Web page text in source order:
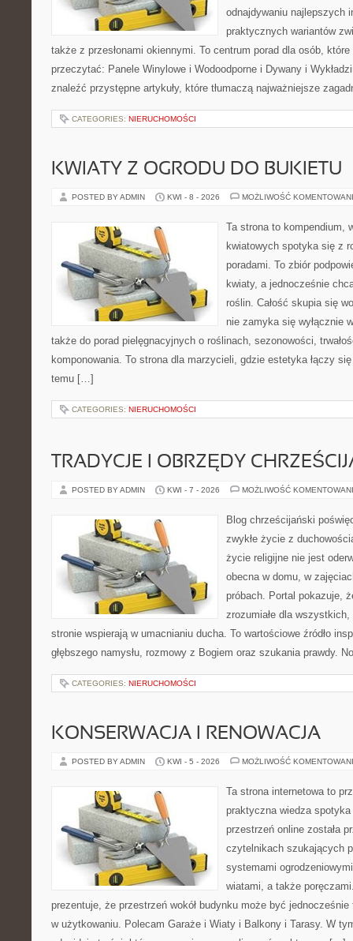
odnajdywaniu najlepszych
praktycznych wariantów
także z przesłonami okiennymi. To centrum porad dla osób,
przeczytać: Panele Winylowe i Wodoodporne i Dywany i
znaleźć przystępne artykuły, które tłumaczą najważniejsze
CATEGORIES: NIERUCHOMOŚCI
KWIATY Z OGRODU DO BUKIETU
POSTED BY ADMIN KWI - 8 - 2026 MOŻLIWOŚĆ
Ta strona to kompendium,
kwiatowych spotyka się z
poradami. To zbiór
kwiaty, a jednocześnie
roślin. Całość skupia się
nie zamyka się wyłącznie
także do porad pielęgnacyjnych o roślinach, sezonowości,
komponowania. To strona dla marzycieli, gdzie estetyka łączy
temu […]
CATEGORIES: NIERUCHOMOŚCI
TRADYCJE I OBRZĘDY
POSTED BY ADMIN KWI - 7 - 2026 MOŻLIWOŚĆ
Blog chrześcijański
zwykłe życie z
życie religijne nie jest
obecna w domu, w
próbach. Portal pokazuje,
zrozumiałe dla
stronie wspierają w umacnianiu ducha. To wartościowe źródło
głębszego namysłu, rozmowy z Bogiem oraz szukania prawdy.
CATEGORIES: NIERUCHOMOŚCI
KONSERWACJA I RENOWACJA
POSTED BY ADMIN KWI - 5 - 2026 MOŻLIWOŚĆ
Ta strona internetowa to
praktyczna wiedza
przestrzeń online została
czytelnikach szukających
systemami
wiatami, a także
prezentuje, że przestrzeń wokół budynku może być
w użytkowaniu. Polecam Garaże i Wiaty i Balkony i Tarasy. W